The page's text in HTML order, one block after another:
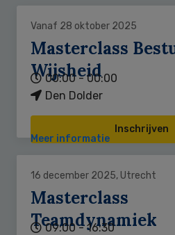
Vanaf 28 oktober 2025
Masterclass
Wijsheid
00:00 - 00:00
Den Dolder
Inschrijven
Meer informatie
16 december 2025, Utrecht
Masterclass
Teamdynamiek
09:00 - 16:30